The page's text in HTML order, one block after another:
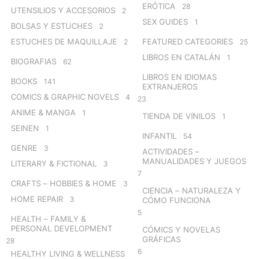
UTENSILIOS Y ACCESORIOS 2
BOLSAS Y ESTUCHES 2
ESTUCHES DE MAQUILLAJE 2
BIOGRAFIAS 62
BOOKS 141
COMICS & GRAPHIC NOVELS 4
ANIME & MANGA 1
SEINEN 1
GENRE 3
LITERARY & FICTIONAL 3
CRAFTS – HOBBIES & HOME 3
HOME REPAIR 3
HEALTH – FAMILY &
PERSONAL DEVELOPMENT
28
HEALTHY LIVING & WELLNESS
ERÓTICA 28
SEX GUIDES 1
FEATURED CATEGORIES 25
LIBROS EN CATALÁN 1
LIBROS EN IDIOMAS
EXTRANJEROS
23
TIENDA DE VINILOS 1
INFANTIL 54
ACTIVIDADES –
MANUALIDADES Y JUEGOS
7
CIENCIA – NATURALEZA Y
CÓMO FUNCIONA
5
CÓMICS Y NOVELAS
GRÁFICAS
6